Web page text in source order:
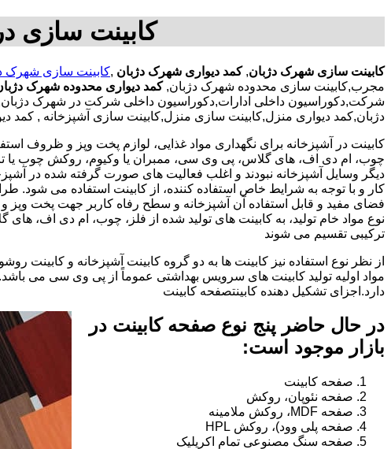
کابینت سازی
کابینت سازی شهرک دژبان,کمد دیواری شهرک دژبان ,کابینت سازی شهرک
مجرب,کابینت سازی محدوده شهرک دژبان,کمد دیواری محدوده شهرک
شرکت,دکوراسیون داخلی ادارات,دکوراسیون داخلی شرکت در شهرک
دژبان,کمد دیواری منزل,کابینت سازی منزل,کابینت سازی آشپزخانه , کمد
کابینت در آشپزخانه برای نگهداری مواد غذایی، لوازم پخت وپز و ظروف
چوب، ام دی اف، های گلاس، پی وی سی، ممبران یا وکیوم، روکش چوب یا
دیگر وسایل آشپزخانه نبودند و اغلب فعالیت های صورت گرفته شده در
کار و با توجه به شرایط خاص استفاده کننده، از کابینت استفاده می شود.
فضای مفید و قابل استفاده آن آشپزخانه و سطح رفاه کاربر جهت پخت
نوع مواد خام تولید، به کابینت های تولید شده از فلز، چوب، ام دی اف،
ترکیبی تقسیم می شوند
از نظر نوع استفاده نیز کابینت ها به دو گروه کابینت آشپزخانه و
مواد اولیه تولید کابینت های سرویس بهداشتی عموماً از پی وی سی می
دارد.اجزای تشکیل دهنده کابینتصفحه کابینت
در حال حاضر پنج نوع صفحه کابینت در
بازار موجود است:
صفحه کابینت
صفحه نئوپان، روکش
صفحه MDF، روکش ملامینه
صفحه پلی وود)، روکش HPL
صفحه سنگ مصنوعی تمام اکریلیک